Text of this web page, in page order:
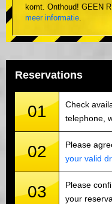
komt. Onthoud! GEEN
meer informatie.
Reservations
01
Check
telephone,
02 Please
your valid
03
Please
your